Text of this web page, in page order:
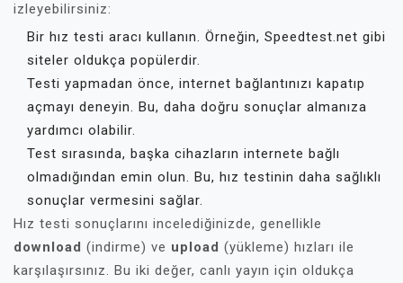
izleyebilirsiniz:
Bir hız testi aracı kullanın. Örneğin, Speedtest.net gibi
siteler oldukça popülerdir.
Testi yapmadan önce, internet bağlantınızı kapatıp
açmayı deneyin. Bu, daha doğru sonuçlar almanıza
yardımcı olabilir.
Test sırasında, başka cihazların internete bağlı
olmadığından emin olun. Bu, hız testinin daha sağlıklı
sonuçlar vermesini sağlar.
Hız testi sonuçlarını incelediğinizde, genellikle
download (indirme) ve upload (yükleme) hızları ile
karşılaşırsınız. Bu iki değer, canlı yayın için oldukça